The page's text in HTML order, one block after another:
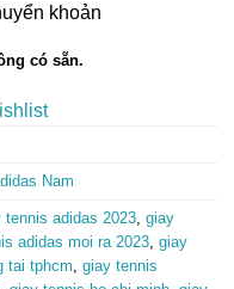
khoản
có sẵn.
Nam
tennis adidas 2023, giay
adidas moi ra 2023, giay
tai tphcm, giay tennis